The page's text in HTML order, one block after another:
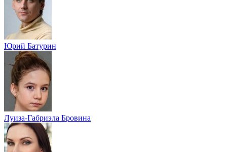
Юрий Батурин
Луиза-Габриэла Бровина